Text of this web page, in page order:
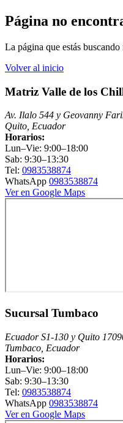
Página no
La página que estás
Volver al inicio
Matriz Valle de los
Av. Ilalo 544 y Geovanny
Quito, Ecuador
Horarios:
Lun–Vie: 9:00–18:00
Sab: 9:30–13:30
Tel: 0983538874
WhatsApp 0983538874
Ver en Google Maps
Sucursal Tumbaco
Ecuador S1-130 y Quito
Tumbaco, Ecuador
Horarios:
Lun–Vie: 9:00–18:00
Sab: 9:30–13:30
Tel: 0983538874
WhatsApp 0983538874
Ver en Google Maps